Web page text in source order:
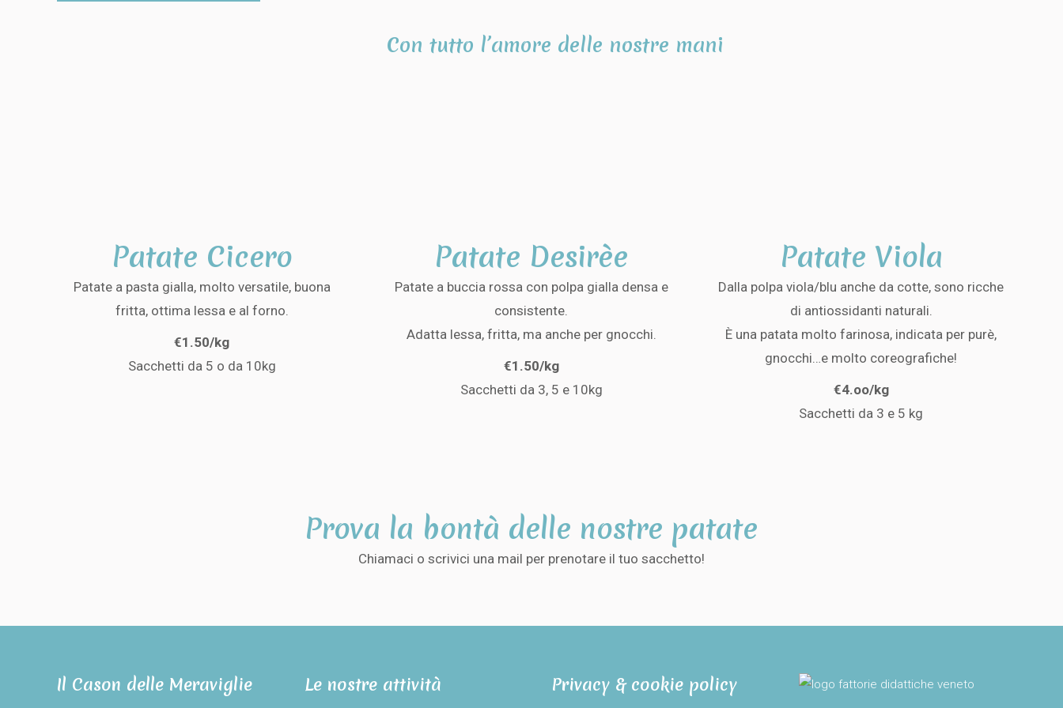
Con tutto l’amore delle nostre mani
Patate Cicero
Patate a pasta gialla, molto versatile, buona
fritta, ottima lessa e al forno.
€1.50/kg
Sacchetti da 5 o da 10kg
Patate Desirèe
Patate a buccia rossa con polpa gialla densa e
consistente.
Adatta lessa, fritta, ma anche per gnocchi.
€1.50/kg
Sacchetti da 3, 5 e 10kg
Patate Viola
Dalla polpa viola/blu anche da cotte, sono ricche
di antiossidanti naturali.
È una patata molto farinosa, indicata per purè,
gnocchi…e molto coreografiche!
€4.oo/kg
Sacchetti da 3 e 5 kg
Prova la bontà delle nostre patate
Chiamaci o scrivici una mail per prenotare il tuo sacchetto!
Il Cason delle Meraviglie Le nostre attività Privacy & cookie policy